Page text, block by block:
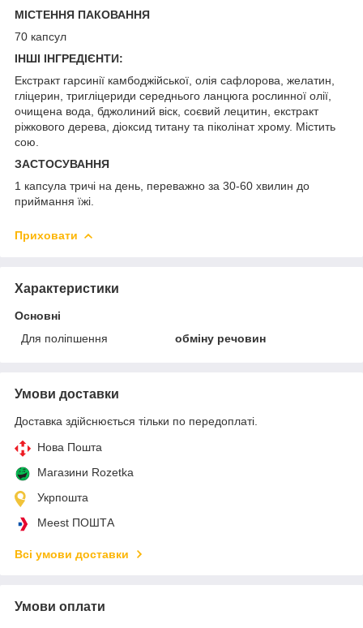
МІСТЕННЯ ПАКОВАННЯ
70 капсул
ІНШІ ІНГРЕДІЄНТИ:
Екстракт гарсинії камбоджійської, олія сафлорова, желатин,
гліцерин, тригліцериди середнього ланцюга рослинної олії,
очищена вода, бджолиний віск, соєвий лецитин, екстракт
ріжкового дерева, діоксид титану та піколінат хрому. Містить
сою.
ЗАСТОСУВАННЯ
1 капсула тричі на день, переважно за 30-60 хвилин до
приймання їжі.
Приховати
Характеристики
Основні
Для поліпшення
обміну речовин
Умови доставки
Доставка здійснюється тільки по передоплаті.
Нова Пошта
Магазини Rozetka
Укрпошта
Meest ПОШТА
Всі умови доставки
Умови оплати